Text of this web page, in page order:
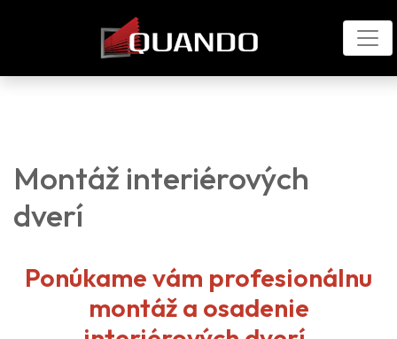
Montáž interiérových
dverí
Ponúkame vám profesionálnu
montáž a osadenie